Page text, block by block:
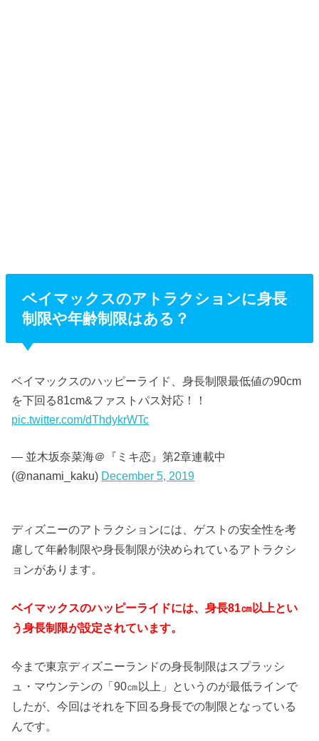
ベイマックスのアトラクションに身長
制限や年齢制限はある？
ベイマックスのハッピーライド、身長制限最低値の90cm
を下回る81cm&ファストパス対応！！
pic.twitter.com/dThdykrWTc
— 並木坂奈菜海＠『ミキ恋』第2章連載中
(@nanami_kaku) December 5, 2019
ディズニーのアトラクションには、ゲストの安全性を考
慮して年齢制限や身長制限が決められているアトラクシ
ョンがあります。
ベイマックスのハッピーライドには、身長81㎝以上とい
う身長制限が設定されています。
今まで東京ディズニーランドの身長制限はスプラッシ
ュ・マウンテンの「90㎝以上」というのが最低ラインで
したが、今回はそれを下回る身長での制限となっている
んです。